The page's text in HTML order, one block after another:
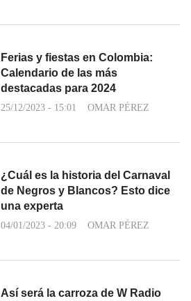
Ferias y fiestas en Colombia:
Calendario de las más
destacadas para 2024
25/12/2023 - 15:01 OMAR PÉREZ
¿Cuál es la historia del Carnaval
de Negros y Blancos? Esto dice
una experta
04/01/2023 - 20:09 OMAR PÉREZ
Así será la carroza de W Radio